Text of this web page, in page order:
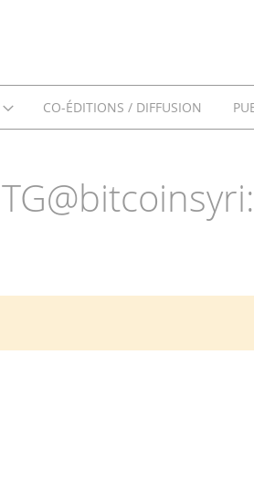
CO-ÉDITIONS / DIFFUSION